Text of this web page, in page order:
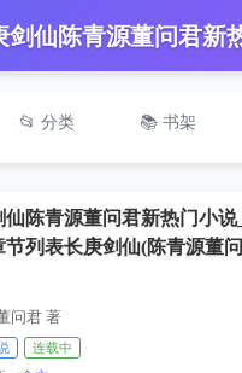
📂 分类 📚 书架
仙陈青源董问君新热门小说_
节列表长庚剑仙(陈青源董问
问君 著
连载中